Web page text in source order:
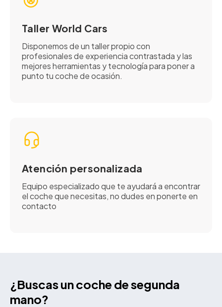
Taller World Cars
Disponemos de un taller propio con
profesionales de experiencia contrastada y las
mejores herramientas y tecnología para poner a
punto tu coche de ocasión.
Atención personalizada
Equipo especializado que te ayudará a encontrar
el coche que necesitas, no dudes en ponerte en
contacto
¿Buscas un coche de segunda
mano?